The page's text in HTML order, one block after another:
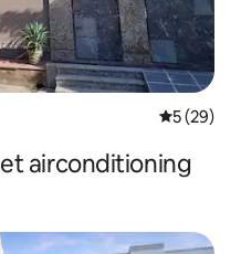
5 (29)
airconditioning